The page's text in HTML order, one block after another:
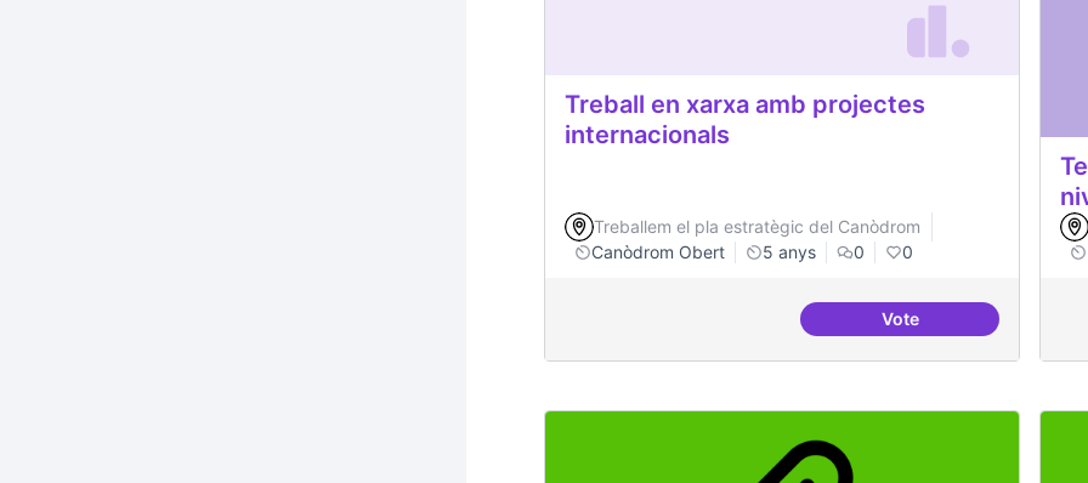
Treball en xarxa amb projectes
internacionals
Treballem el pla estratègic del Canòdrom
Canòdrom Obert
5 anys 0 0
VoteTreball en xarxa amb